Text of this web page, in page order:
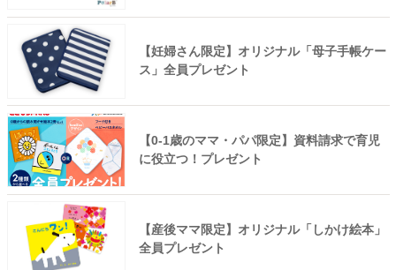
【妊婦さん限定】オリジナル「母子手帳ケー
ス」全員プレゼント
【0-1歳のママ・パパ限定】資料請求で育児
に役立つ！プレゼント
【産後ママ限定】オリジナル「しかけ絵本」
全員プレゼント